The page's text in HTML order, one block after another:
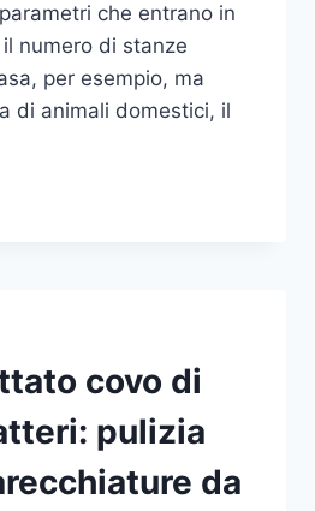
che entrano in
numero di stanze
per esempio, ma
di animali domestici, il
covo di
pulizia
da